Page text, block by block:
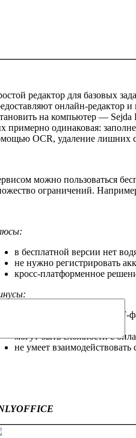
редактор для базовых
онлайн-редактор
на компьютер —
примерно одинаковая:
OCR, удаление лишних
можно пользоваться
ограничений.
в бесплатной версии нет
не нужно регистрировать
кросс-платформенное
максимальный размер
могут быть сложности с
не умеет